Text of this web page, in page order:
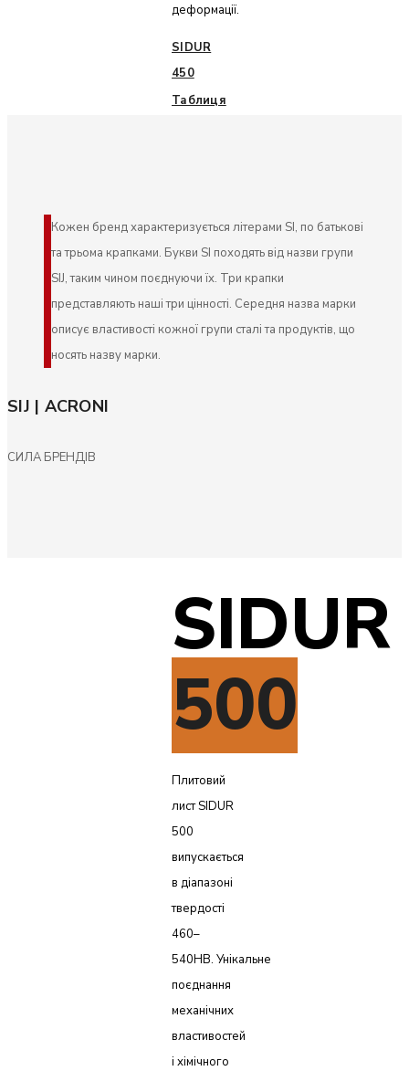
деформації.
SIDUR
450
Таблиця
Кожен бренд характеризується літерами SI, по батькові
та трьома крапками. Букви SI походять від назви групи
SIJ, таким чином поєднуючи їх. Три крапки
представляють наші три цінності. Середня назва марки
описує властивості кожної групи сталі та продуктів, що
носять назву марки.
SIJ | ACRONI
СИЛА БРЕНДІВ
SIDUR
500
Плитовий
лист SIDUR
500
випускається
в діапазоні
твердості
460–
540HB. Унікальне
поєднання
механічних
властивостей
і хімічного